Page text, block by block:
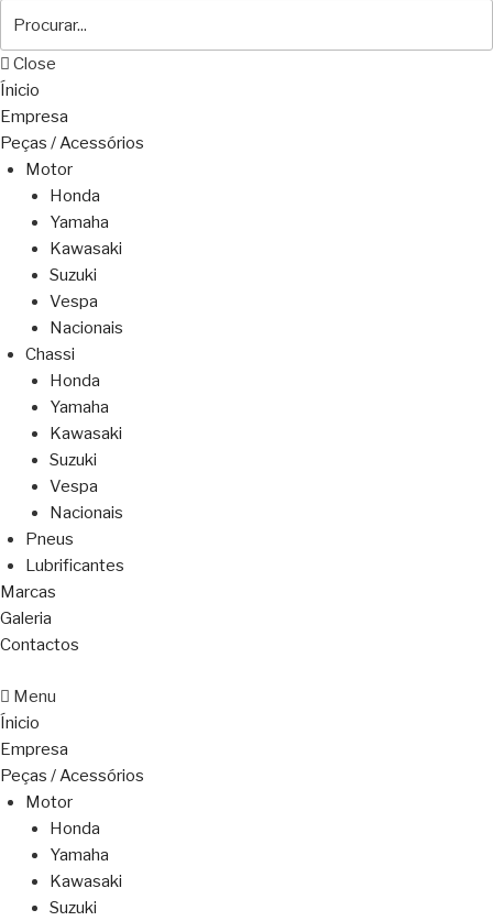
Close
Ínicio
Empresa
Peças / Acessórios
Motor
Honda
Yamaha
Kawasaki
Suzuki
Vespa
Nacionais
Chassi
Honda
Yamaha
Kawasaki
Suzuki
Vespa
Nacionais
Pneus
Lubrificantes
Marcas
Galeria
Contactos
Menu
Ínicio
Empresa
Peças / Acessórios
Motor
Honda
Yamaha
Kawasaki
Suzuki